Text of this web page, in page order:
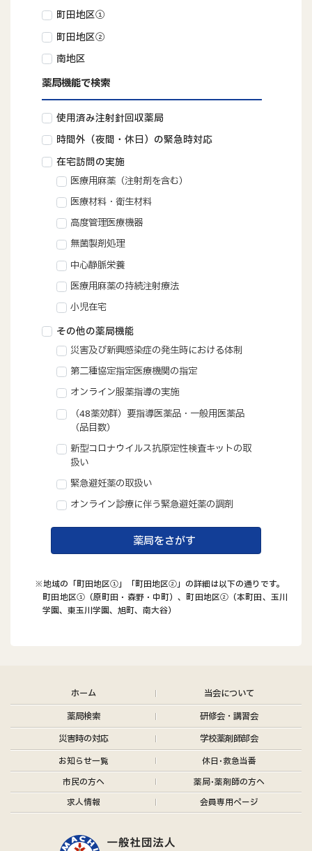
町田地区①
町田地区②
南地区
薬局機能で検索
使用済み注射針回収薬局
時間外（夜間・休日）の緊急時対応
在宅訪問の実施
医療用麻薬（注射剤を含む）
医療材料・衛生材料
高度管理医療機器
無菌製剤処理
中心静脈栄養
医療用麻薬の持続注射療法
小児在宅
その他の薬局機能
災害及び新興感染症の発生時における体制
第二種協定指定医療機関の指定
オンライン服薬指導の実施
（48薬効群）要指導医薬品・一般用医薬品
（品目数）
新型コロナウイルス抗原定性検査キットの取
扱い
緊急避妊薬の取扱い
オンライン診療に伴う緊急避妊薬の調剤
薬局をさがす
※地域の「町田地区①」「町田地区②」の詳細は以下の通りです。
町田地区①（原町田・森野・中町）、町田地区②（本町田、玉川
学園、東玉川学園、旭町、南大谷）
ホーム
当会について
薬局検索
研修会・講習会
災害時の対応
学校薬剤師部会
お知らせ一覧
休日･救急当番
市民の方へ
薬局･薬剤師の方へ
求人情報
会員専用ページ